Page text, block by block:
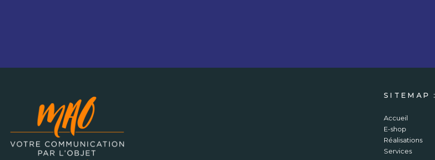
SITEMAP :
Accueil
E-shop
Réalisations
Services